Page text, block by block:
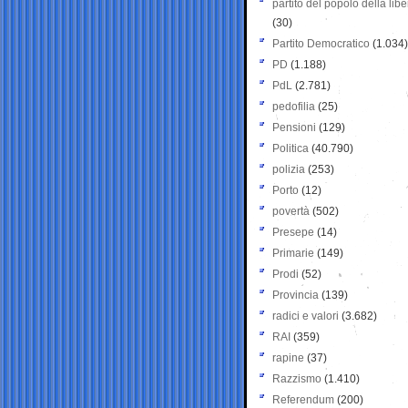
partito del popolo della
(30)
Partito Democratico (1.034)
PD (1.188)
PdL (2.781)
pedofilia (25)
Pensioni (129)
Politica (40.790)
polizia (253)
Porto (12)
povertà (502)
Presepe (14)
Primarie (149)
Prodi (52)
Provincia (139)
radici e valori (3.682)
RAI (359)
rapine (37)
Razzismo (1.410)
Referendum (200)